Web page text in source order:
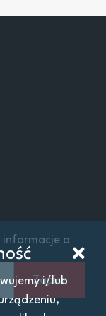
informacje o
Zapisz
i/lub